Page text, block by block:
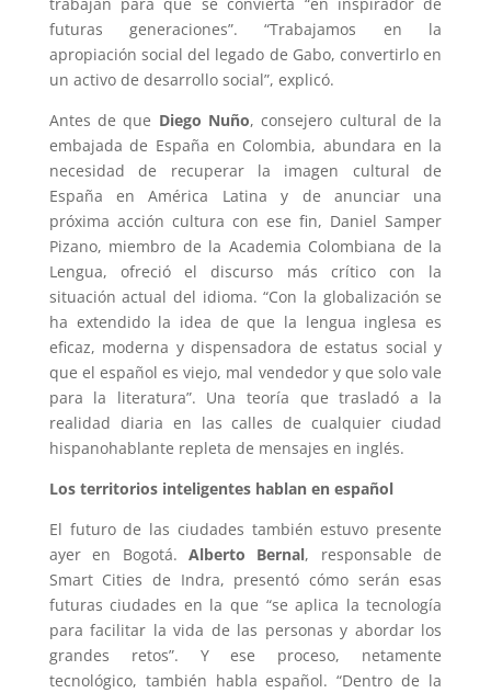
futuras generaciones”. “Trabajamos en la
apropiación social del legado de Gabo, convertirlo en
un activo de desarrollo social”, explicó.
Antes de que Diego Nuño, consejero cultural de la
embajada de España en Colombia, abundara en la
necesidad de recuperar la imagen cultural de
España en América Latina y de anunciar una
próxima acción cultura con ese fin, Daniel Samper
Pizano, miembro de la Academia Colombiana de la
Lengua, ofreció el discurso más crítico con la
situación actual del idioma. “Con la globalización se
ha extendido la idea de que la lengua inglesa es
eficaz, moderna y dispensadora de estatus social y
que el español es viejo, mal vendedor y que solo vale
para la literatura”. Una teoría que trasladó a la
realidad diaria en las calles de cualquier ciudad
hispanohablante repleta de mensajes en inglés.
Los territorios inteligentes hablan en español
El futuro de las ciudades también estuvo presente
ayer en Bogotá. Alberto Bernal, responsable de
Smart Cities de Indra, presentó cómo serán esas
futuras ciudades en la que “se aplica la tecnología
para facilitar la vida de las personas y abordar los
grandes retos”. Y ese proceso, netamente
tecnológico, también habla español. “Dentro de la